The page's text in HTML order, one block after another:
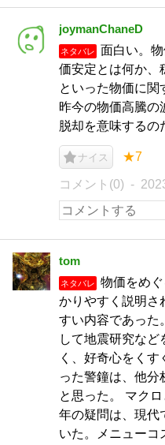
joymanChaneD
ネタバレ
面白い。
価安定とは何か、
といった物価に関
昨今の物価高騰の
脱却を意味するの
ナイス ★7
コメント(0)
tom
ネタバレ
物価をめ
かりやすく説明さ
すい内容であった
して地震研究な
く、好奇心をく
った警鐘は、他分
と思った。 マク
年の疑問は、現代
いた。メニューコ